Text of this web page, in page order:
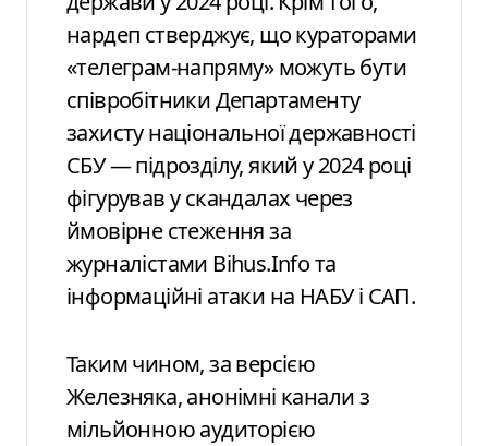
нардеп стверджує, що кураторами
«телеграм-напряму» можуть бути
співробітники Департаменту
захисту національної державності
СБУ — підрозділу, який у 2024 році
фігурував у скандалах через
ймовірне стеження за
журналістами Bihus.Info та
інформаційні атаки на НАБУ і САП.
Таким чином, за версією
Железняка, анонімні канали з
мільйонною аудиторією